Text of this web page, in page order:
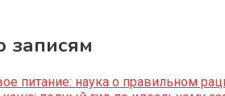
записям
питание: наука о правильном